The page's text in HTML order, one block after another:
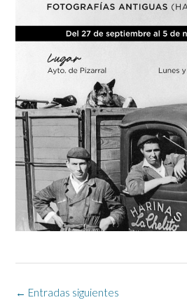
Navegación
← Entradas siguientes